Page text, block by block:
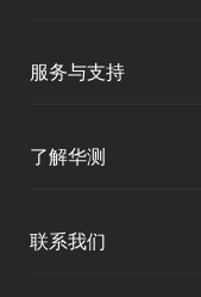
海洋测绘
地灾监测
服务与支持
了解华测
联系我们